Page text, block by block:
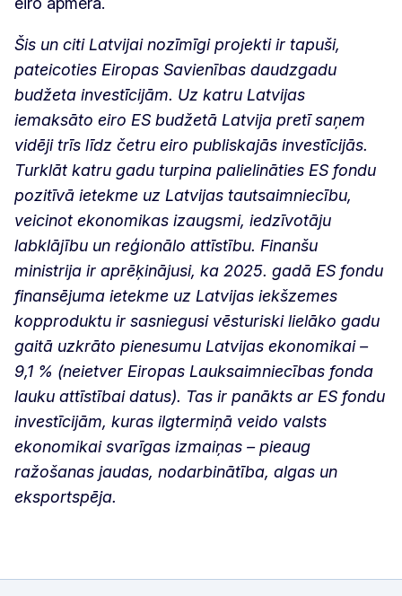
Šis un citi Latvijai nozīmīgi projekti ir tapuši,
pateicoties Eiropas Savienības daudzgadu
budžeta investīcijām. Uz katru Latvijas
iemaksāto eiro ES budžetā Latvija pretī saņem
vidēji trīs līdz četru eiro publiskajās investīcijās.
Turklāt katru gadu turpina palielināties ES fondu
pozitīvā ietekme uz Latvijas tautsaimniecību,
veicinot ekonomikas izaugsmi, iedzīvotāju
labklājību un reģionālo attīstību. Finanšu
ministrija ir aprēķinājusi, ka 2025. gadā ES fondu
finansējuma ietekme uz Latvijas iekšzemes
kopproduktu ir sasniegusi vēsturiski lielāko gadu
gaitā uzkrāto pienesumu Latvijas ekonomikai –
9,1 % (neietver Eiropas Lauksaimniecības fonda
lauku attīstībai datus). Tas ir panākts ar ES fondu
investīcijām, kuras ilgtermiņā veido valsts
ekonomikai svarīgas izmaiņas – pieaug
ražošanas jaudas, nodarbinātība, algas un
eksportspēja.